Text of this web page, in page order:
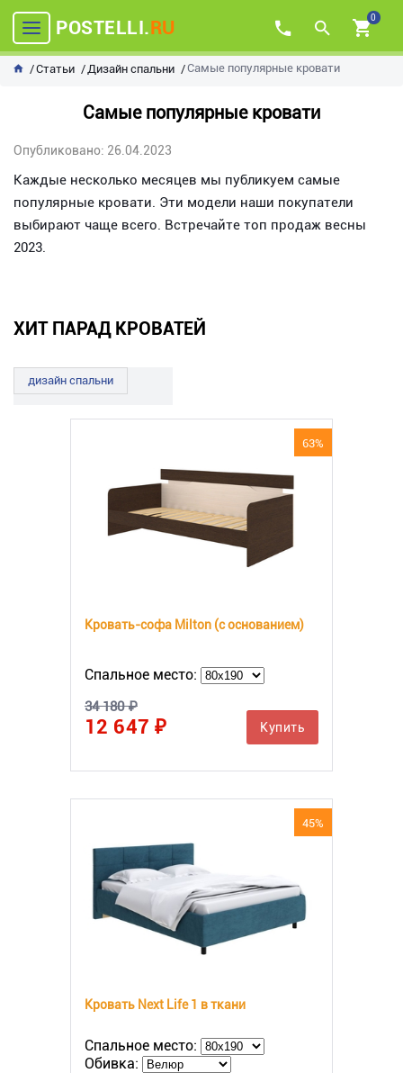
POSTELLI.RU 0
Статьи Дизайн спальни Самые популярные кровати
Самые популярные кровати
Опубликовано: 26.04.2023
Каждые несколько месяцев мы публикуем самые
популярные кровати. Эти модели наши покупатели
выбирают чаще всего. Встречайте топ продаж весны
2023.
ХИТ ПАРАД КРОВАТЕЙ
дизайн спальни
63%
Кровать-софа Milton (с основанием)
Спальное место:
34 180 ₽
12 647 ₽ Купить
45%
Кровать Next Life 1 в ткани
Спальное место:
Обивка: